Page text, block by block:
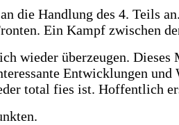
die Handlung des 4. Teils
Ein Kampf zwischen
wieder überzeugen.
Entwicklungen und
total fies ist. Hoffentlich